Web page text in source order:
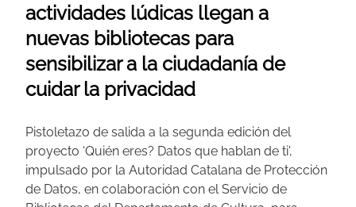
actividades lúdicas llegan a
nuevas bibliotecas para
sensibilizar a la ciudadanía de
cuidar la privacidad
Pistoletazo de salida a la segunda edición del
proyecto ‘Quién eres? Datos que hablan de ti',
impulsado por la Autoridad Catalana de Protección
de Datos, en colaboración con el Servicio de